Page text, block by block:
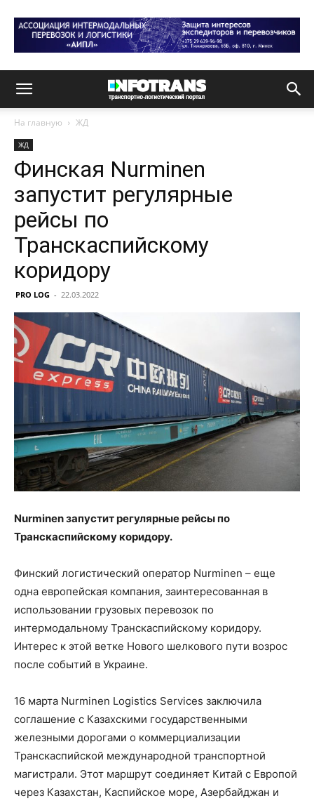
На главную ЖД
ЖД
Финская Nurminen
запустит регулярные
рейсы по
Транскаспийскому
коридору
PRO LOG - 22.03.2022
Nurminen запустит регулярные рейсы по
Транскаспийскому коридору.
Финский логистический оператор Nurminen – еще
одна европейская компания, заинтересованная в
использовании грузовых перевозок по
интермодальному Транскаспийскому коридору.
Интерес к этой ветке Нового шелкового пути возрос
после событий в Украине.
16 марта Nurminen Logistics Services заключила
соглашение с Казахскими государственными
железными дорогами о коммерциализации
Транскаспийской международной транспортной
магистрали. Этот маршрут соединяет Китай с Европой
через Казахстан, Каспийское море, Азербайджан и